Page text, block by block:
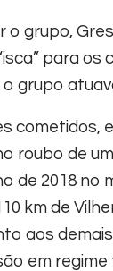
o grupo,
para os
grupo
cometidos,
roubo de
de 2018 no
km de
aos
em